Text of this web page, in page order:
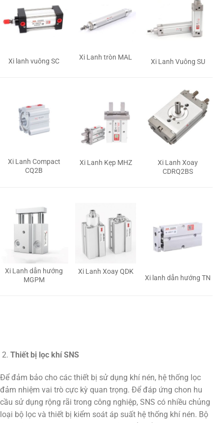
Xi lanh vuông SC Xi Lanh tròn MAL
Xi Lanh Vuông SU
Xi Lanh Compact
CQ2B
Xi Lanh Kẹp MHZ
Xi Lanh Xoay
CDRQ2BS
Xi Lanh dẫn hướng
MGPM
Xi Lanh Xoay QDK
Xi lanh dẫn hướng TN
Thiết bị lọc khí SNS
Để đảm bảo cho các thiết bị sử dụng khí nén, hệ thống lọc
đảm nhiệm vai trò cực kỳ quan trọng. Để đáp ứng chon hu
cầu sử dụng rộng rãi trong công nghiệp, SNS có nhiều chủng
loại bộ lọc và thiết bị kiểm soát áp suất hệ thống khí nén. Bộ